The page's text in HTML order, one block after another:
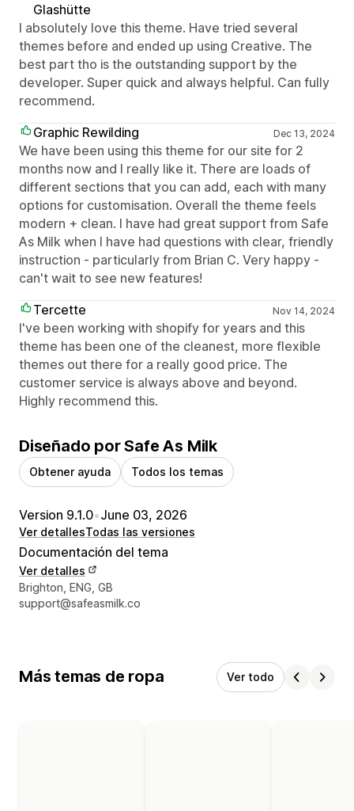
Glashütte
I absolutely love this theme. Have tried several
themes before and ended up using Creative. The
best part tho is the outstanding support by the
developer. Super quick and always helpful. Can fully
recommend.
Graphic Rewilding
Dec 13, 2024
We have been using this theme for our site for 2
months now and I really like it. There are loads of
different sections that you can add, each with many
options for customisation. Overall the theme feels
modern + clean. I have had great support from Safe
As Milk when I have had questions with clear, friendly
instruction - particularly from Brian C. Very happy -
can't wait to see new features!
Tercette
Nov 14, 2024
I've been working with shopify for years and this
theme has been one of the cleanest, more flexible
themes out there for a really good price. The
customer service is always above and beyond.
Highly recommend this.
Diseñado por Safe As Milk
Obtener ayuda Todos los temas
Version 9.1.0•June 03, 2026
Ver detallesTodas las versiones
Documentación del tema
Ver detalles
Detalles de contacto del diseñador
Brighton, ENG, GB
support@safeasmilk.co
Más temas de ropa Ver todo